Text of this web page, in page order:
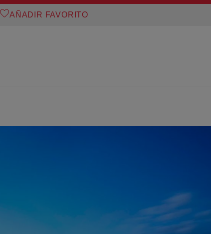
AÑADIR FAVORITO